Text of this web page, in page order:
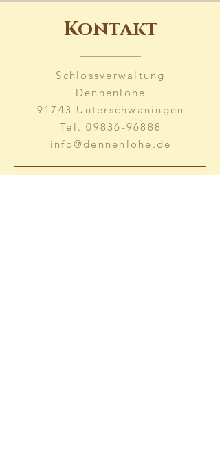
Kontakt
Schlossverwaltung
Dennenlohe
91743 Unterschwaningen
Tel.09836-96888
info@dennenlohe.de